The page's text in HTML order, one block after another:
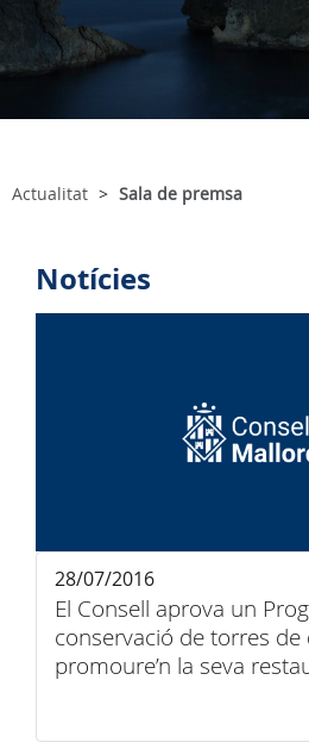
Actualitat Sala de premsa
Notícies
El Consell aprova un
conservació de torres
promoure’n la seva
28/07/2016